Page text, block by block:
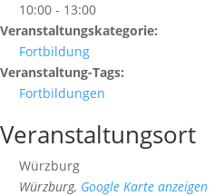
10:00 - 13:00
Veranstaltungskategorie:
Fortbildung
Veranstaltung-Tags:
Fortbildungen
Veranstaltungsort
Würzburg
Würzburg, Google Karte anzeigen